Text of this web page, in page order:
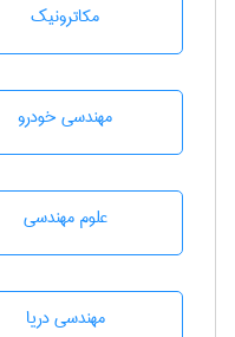
مکاترونیک
مهندسی خودرو
علوم مهندسی
مهندسی دریا